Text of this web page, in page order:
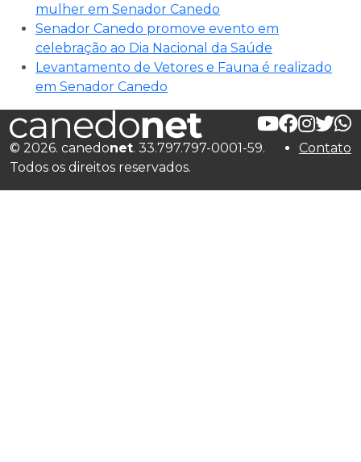
mulher em Senador Canedo
Senador Canedo promove evento em
celebração ao Dia Nacional da Saúde
Levantamento de Vetores e Fauna é realizado
em Senador Canedo
© 2026. canedonet. 33.797.797-0001-59.
Todos os direitos reservados.
Contato